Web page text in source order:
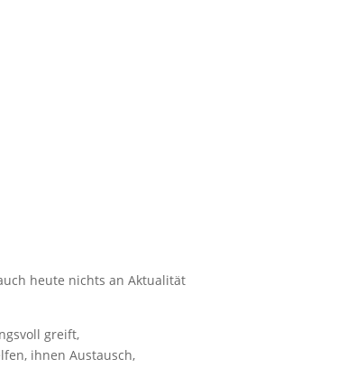
heute nichts an Aktualität
greift,
ihnen Austausch,